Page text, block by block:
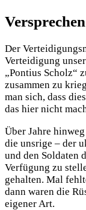
Der
Verteidigung
„Pontius Scholz“
zusammen zu
man sich, dass
das hier nicht
Über Jahre
die unsrige – der
und den Soldaten
Verfügung zu
gehalten. Mal
dann waren die
eigener Art.